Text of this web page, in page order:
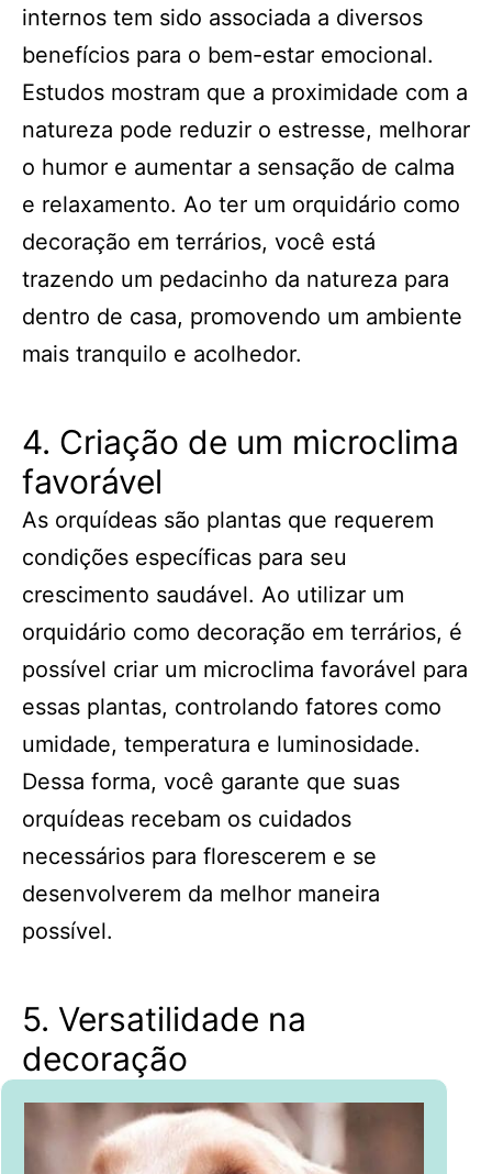
internos tem sido associada a diversos
benefícios para o bem-estar emocional.
Estudos mostram que a proximidade com a
natureza pode reduzir o estresse, melhorar
o humor e aumentar a sensação de calma
e relaxamento. Ao ter um orquidário como
decoração em terrários, você está
trazendo um pedacinho da natureza para
dentro de casa, promovendo um ambiente
mais tranquilo e acolhedor.
4. Criação de um microclima
favorável
As orquídeas são plantas que requerem
condições específicas para seu
crescimento saudável. Ao utilizar um
orquidário como decoração em terrários, é
possível criar um microclima favorável para
essas plantas, controlando fatores como
umidade, temperatura e luminosidade.
Dessa forma, você garante que suas
orquídeas recebam os cuidados
necessários para florescerem e se
desenvolverem da melhor maneira
possível.
5. Versatilidade na
decoração